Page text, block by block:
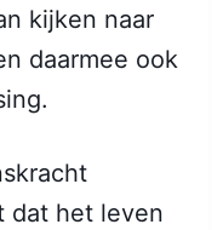
kijken naar
daarmee ook
dat het leven